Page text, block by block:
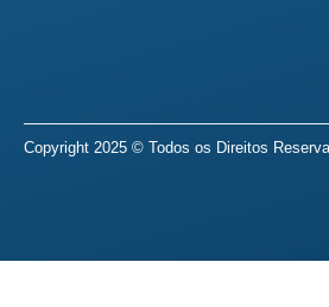
Copyright 2025 © Todos os Direitos